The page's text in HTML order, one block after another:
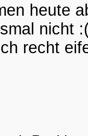
heute
nicht
recht